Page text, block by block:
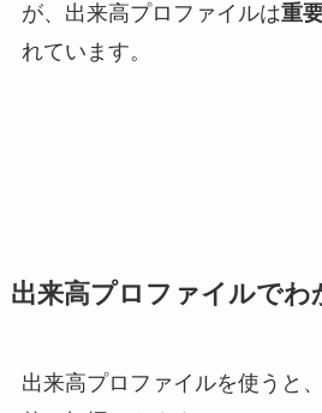
が、出来高プロファイルは重
れています。
出来高プロファイルでわ
出来高プロファイルを使うと